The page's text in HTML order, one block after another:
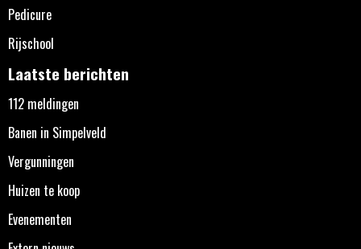
Pedicure
Rijschool
Laatste berichten
112 meldingen
Banen in Simpelveld
Vergunningen
Huizen te koop
Evenementen